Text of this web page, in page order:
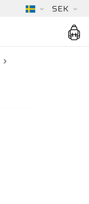
SEK